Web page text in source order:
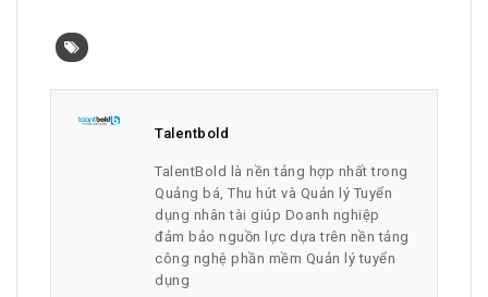
Talentbold
TalentBold là nền tảng hợp nhất trong
Quảng bá, Thu hút và Quản lý Tuyển
dụng nhân tài giúp Doanh nghiệp
đảm bảo nguồn lực dựa trên nền tảng
công nghệ phần mềm Quản lý tuyển
dụng